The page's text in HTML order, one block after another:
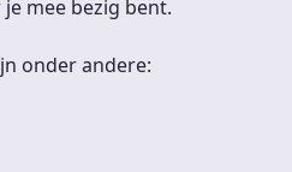
mee bezig bent.
onder andere: